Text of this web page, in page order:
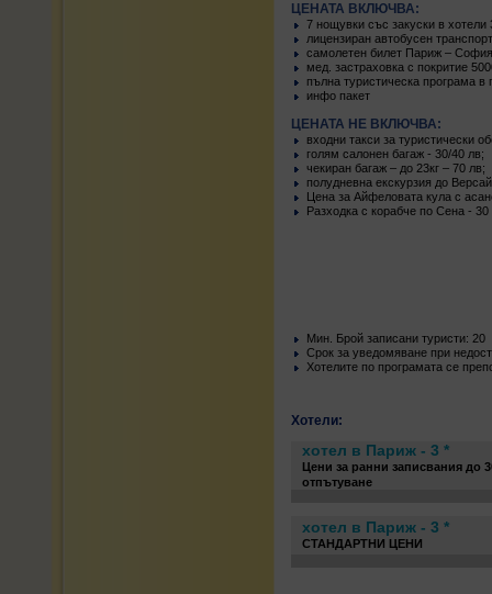
ЦЕНАТА ВКЛЮЧВА:
7 нощувки със закуски в
лицензиран автобусен
самолетен билет Париж –
мед. застраховка с покритие
пълна туристическа програма в
инфо пакет
ЦЕНАТА НЕ ВКЛЮЧВА:
входни такси за туристически
голям салонен багаж - 30/40 лв;
чекиран багаж – до 23кг – 70 лв;
полудневна екскурзия до
Цена за Айфеловата кула с
Разходка с корабче по Сена -
Mин. Брой записани туристи: 20
Срок за уведомяване при
Хотелите по програмата се
Хотели:
хотел в Париж - 3 *
Цени за ранни записвания до
отпътуване
хотел в Париж - 3 *
СТАНДАРТНИ ЦЕНИ